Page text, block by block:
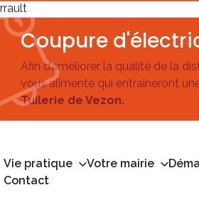
Coupure
Afin d’améliorer la qualité de la
vous alimente qui entraîneront
Tuilerie de Vezon.
Vie pratique Votre mairie
Contact